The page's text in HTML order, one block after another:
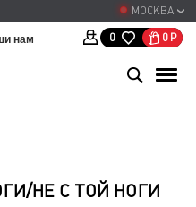
МОСКВА
нам 0 0 Р
НЕ С ТОЙ НОГИ